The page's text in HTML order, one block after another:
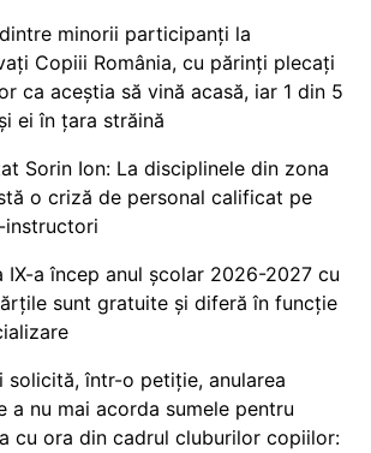
minorii participanți la
Copiii România, cu părinți plecați
ca aceștia să vină acasă, iar 1 din 5
ei în țara străină
Sorin Ion: La disciplinele din zona
o criză de personal calificat pe
instructori
IX-a încep anul școlar 2026-2027 cu
sunt gratuite și diferă în funcție
solicită, într-o petiție, anularea
a nu mai acorda sumele pentru
cu ora din cadrul cluburilor copiilor: